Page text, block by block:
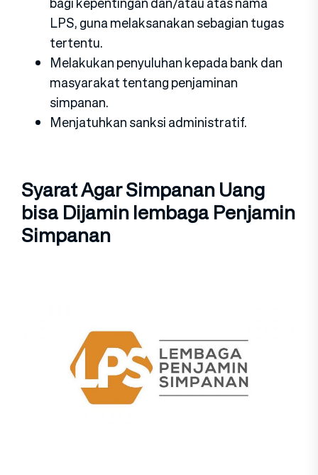
LPS, guna melaksanakan sebagian tugas
tertentu.
Melakukan penyuluhan kepada bank dan
masyarakat tentang penjaminan
simpanan.
Menjatuhkan sanksi administratif.
Syarat Agar Simpanan Uang
bisa Dijamin lembaga Penjamin
Simpanan